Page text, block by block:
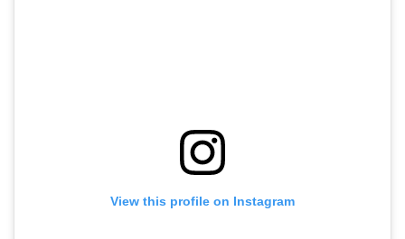
View this profile on Instagram